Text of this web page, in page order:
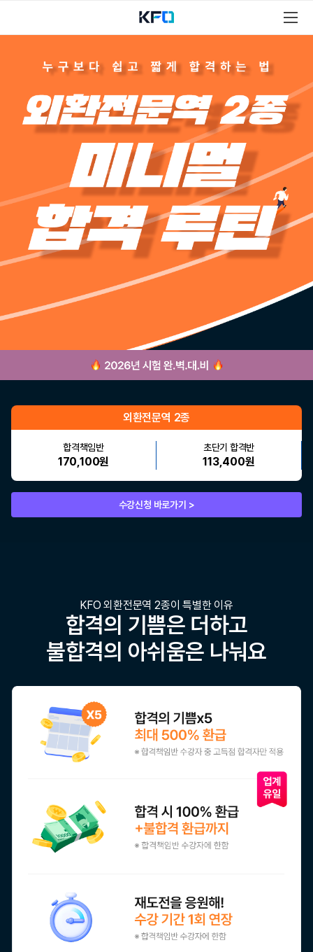
외환전문역 2종
합격책임반
170,100원
초단기 합격반
113,400원
수강신청 바로가기 >
KFO 외환전문역 2종이 특별한 이유
합격의 기쁨은 더하고
불합격의 아쉬움은 나눠요